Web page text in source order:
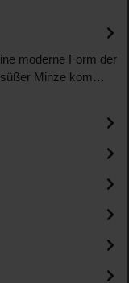
moderne Form der
süßer Minze kom…